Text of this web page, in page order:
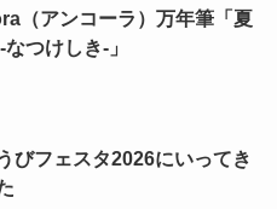
（アンコーラ）万年筆「夏
つけしき-」
びフェスタ2026にいってき